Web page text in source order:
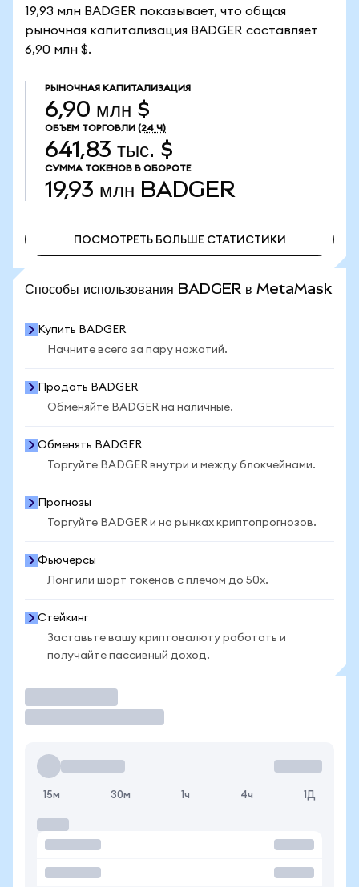
19,93 млн BADGER показывает, что общая
рыночная капитализация BADGER составляет
6,90 млн $.
РЫНОЧНАЯ КАПИТАЛИЗАЦИЯ
6,90 млн $
ОБЪЕМ ТОРГОВЛИ (24 Ч)
641,83 тыс. $
СУММА ТОКЕНОВ В ОБОРОТЕ
19,93 млн BADGER
ПОСМОТРЕТЬ БОЛЬШЕ СТАТИСТИКИ
Способы использования BADGER в MetaMask
Купить BADGER
Начните всего за пару нажатий.
Продать BADGER
Обменяйте BADGER на наличные.
Обменять BADGER
Торгуйте BADGER внутри и между блокчейнами.
Прогнозы
Торгуйте BADGER и на рынках криптопрогнозов.
Фьючерсы
Лонг или шорт токенов с плечом до 50x.
Стейкинг
Заставьте вашу криптовалюту работать и
получайте пассивный доход.
15м 30м 1ч 4ч 1Д